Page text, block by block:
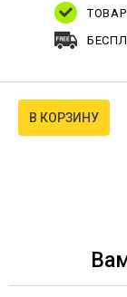
В КОРЗИНУ